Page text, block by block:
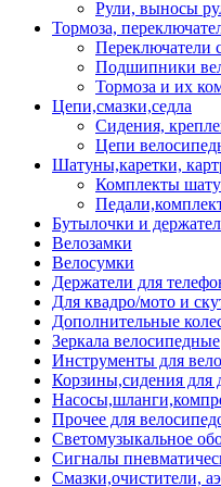
Рули, выносы
Тормоза,
Переключатели
Подшипники
Тормоза и их
Цепи,смазки,седла
Сидения,
Цепи
Шатуны,каретки,
Комплекты
Бутылочки и
Велозамки
Велосумки
Держатели для
Для квадро/мото и
Дополнительные
Зеркала велосипедные
Инструменты для
Корзины,сидения для
Прочее для
Светомузыкальное
Сигналы
Смазки,очистители,